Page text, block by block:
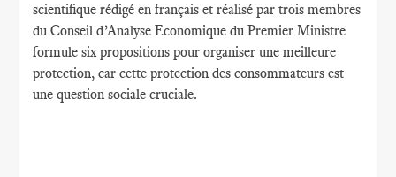
scientifique rédigé en français et réalisé par trois membres
du Conseil d’Analyse Economique du Premier Ministre
formule six propositions pour organiser une meilleure
protection, car cette protection des consommateurs est
une question sociale cruciale.